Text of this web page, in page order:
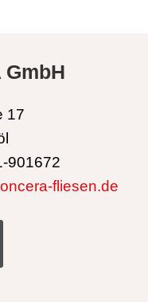
GmbH
17
901672
fliesen.de